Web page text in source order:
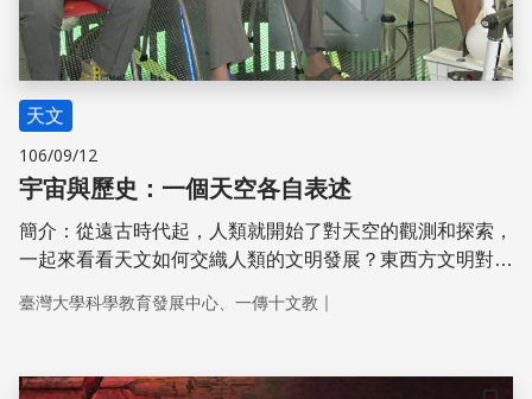
天文
106/09/12
宇宙與歷史：一個天空各自表述
簡介：從遠古時代起，人類就開始了對天空的觀測和探索，
一起來看看天文如何交織人類的文明發展？東西方文明對天
一男助理教授 / 國立中央大學哲學研究所 蕭振邦專任教授兼
臺灣大學科學教育發展中心、一傳十文教 ｜